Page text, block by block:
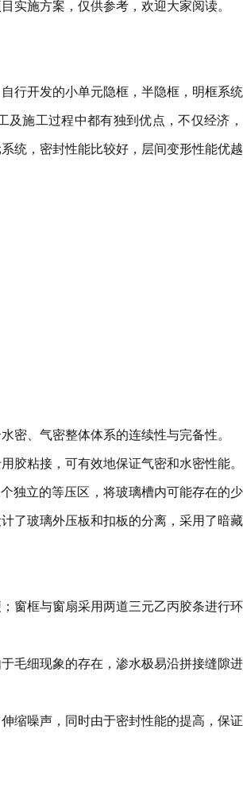
实施方案，仅供参考，欢迎大家阅读。
行开发的小单元隐框，半隐框，明框系统
及施工过程中都有独到优点，不仅经济
统，密封性能比较好，层间变形性能优越
密、气密整体体系的连续性与完备性。
胶粘接，可有效地保证气密和水密性能
独立的等压区，将玻璃槽内可能存在的
了玻璃外压板和扣板的分离，采用了暗
窗框与窗扇采用两道三元乙丙胶条进行
毛细现象的存在，渗水极易沿拼接缝隙进
缩噪声，同时由于密封性能的提高，保